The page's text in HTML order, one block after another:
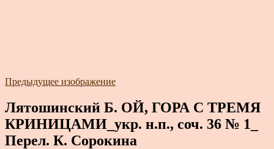
Предыдущее изображение
Лятошинский Б. ОЙ, ГОРА С ТРЕМЯ
КРИНИЦАМИ_укр. н.п., соч. 36 № 1_
Перел. К. Сорокина